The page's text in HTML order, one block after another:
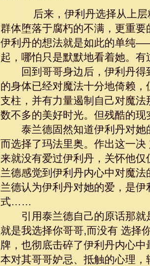
后来，伊利丹选择从上层
群体堕落于腐朽的不满，更重
伊利丹的想法就是如此的单纯
起，哪怕只是默默地看着她。
回到哥哥身边后，伊利丹得
的身体已经对魔法十分地倚赖
支柱，并有力量遏制自己对魔
数不多的美好时光。但残酷的
泰兰德固然知道伊利丹对她
而选择了玛法里奥。作出这一
来就没有爱过伊利丹，关怀他
兰德感觉到伊利丹内心中对魔
兰德认为伊利丹对她的爱，是
式……
引用泰兰德自己的原话那就
就是我选择你哥哥,而没有 选择
牌，也彻底击碎了伊利丹内心
本对其哥哥妒忌、抵触的心理